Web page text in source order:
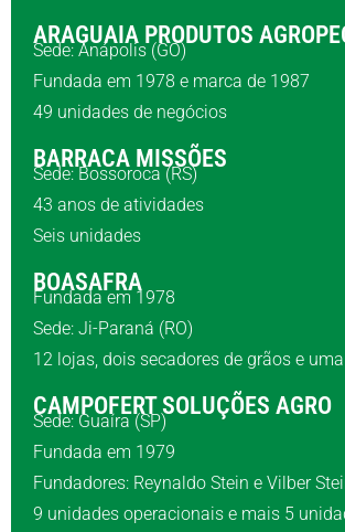
ARAGUAIA PRODUTOS
Sede: Anápolis (GO)
Fundada em 1978 e marca de 1987
49 unidades de negócios
BARRACA MISSÕES
Sede: Bossoroca (RS)
43 anos de atividades
Seis unidades
BOASAFRA
Fundada em 1978
Sede: Ji-Paraná (RO)
12 lojas, dois secadores de grãos e
CAMPOFERT SOLUÇÕES AGRO
Sede: Guaíra (SP)
Fundada em 1979
Fundadores: Reynaldo Stein e Vilber
9 unidades operacionais e mais 5